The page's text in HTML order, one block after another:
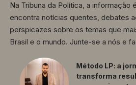
Na Tribuna da Política, a informação
encontra notícias quentes, debates
perspicazes sobre os temas que
Brasil e o mundo. Junte-se a nós e
Método LP: a
transforma